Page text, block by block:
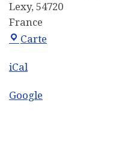
Lexy, 54720
France
Carte
iCal
Google